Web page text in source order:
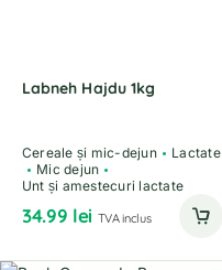
Labneh Hajdu 1kg
Cereale și mic-dejun
Lactate
Mic dejun
Unt și amestecuri lactate
34.99 lei TVA inclus